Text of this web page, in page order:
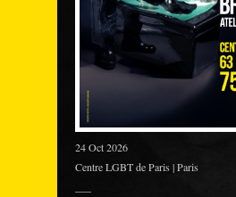
24 Oct 2026
Centre LGBT de Paris | Paris